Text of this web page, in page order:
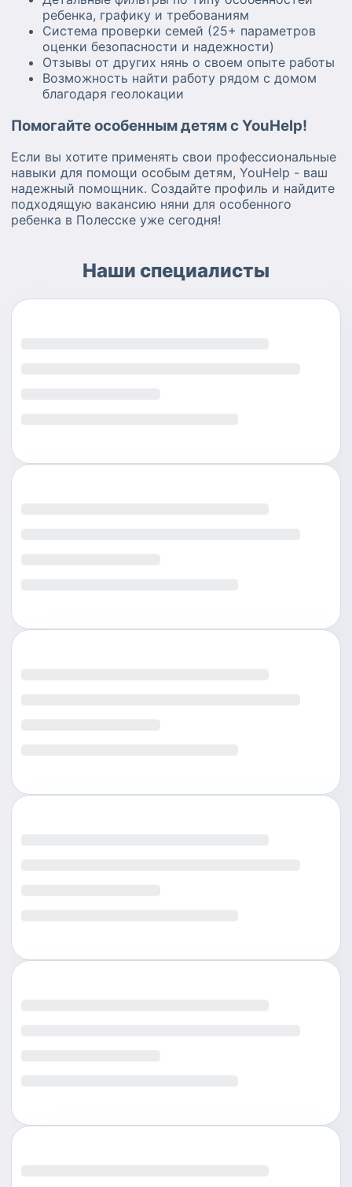
ребенка, графику и требованиям
Система проверки семей (25+ параметров
оценки безопасности и надежности)
Отзывы от других нянь о своем опыте работы
Возможность найти работу рядом с домом
благодаря геолокации
Помогайте особенным детям с YouHelp!
Если вы хотите применять свои профессиональные
навыки для помощи особым детям, YouHelp - ваш
надежный помощник. Создайте профиль и найдите
подходящую вакансию няни для особенного
ребенка в Полесске уже сегодня!
Наши специалисты